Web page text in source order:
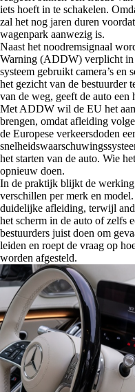
iets hoeft in te schakelen.
zal het nog jaren duren
wagenpark aanwezig is.
Naast het noodremsignaal
Warning (ADDW) verplicht in
systeem gebruikt camera’s en
het gezicht van de
van de weg, geeft de auto
Met ADDW wil de EU het
brengen, omdat afleiding
de Europese verkeersdoden
het starten van de auto. Wie
opnieuw doen.
In de praktijk blijkt de werking
verschillen per merk en
duidelijke afleiding, terwijl
het scherm in de auto of zelfs
bestuurders juist doen om
leiden en roept de vraag op
worden afgesteld.